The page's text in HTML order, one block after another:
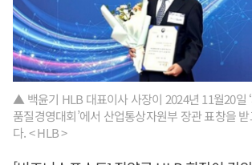
▲ 백윤기 HLB 대표이사 사장이 2024년 11월20일
품질경영대회’에서 산업통상자원부 장관 표창을
다. < HLB >